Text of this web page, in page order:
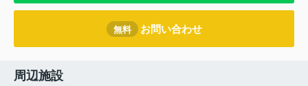
無料 お問い合わせ
周辺施設